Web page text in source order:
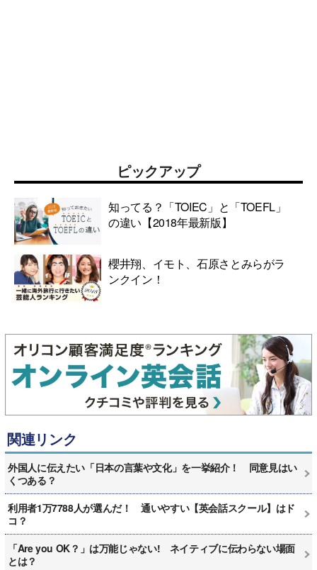
ピックアップ
知ってる？「TOIEC」と「TOEFL」
の違い【2018年最新版】
櫻井翔、イモト、石原さとみらがラ
ンクイン！
関連リンク
外国人に伝えたい「日本の言葉や文化」を一挙紹介！ 同意見はい
くつある？
利用者1万7788人が選んだ！ 通いやすい【英会話スクール】はド
コ？
「Are you OK？」は万能じゃない! ネイティブに伝わらない場面
とは？